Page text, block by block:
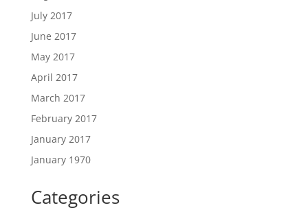
July 2017
June 2017
May 2017
April 2017
March 2017
February 2017
January 2017
January 1970
Categories